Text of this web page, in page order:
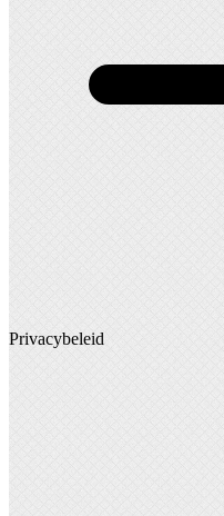
Privacybeleid